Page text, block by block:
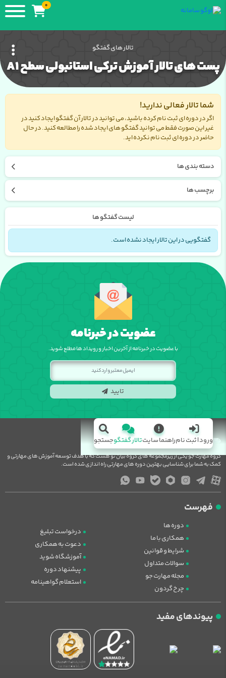
0
تالار های گفتگو
پست های تالار آموزش ترکی استانبولی سطح A1
شما تالار فعالی ندارید!
اگر در دوره ای ثبت نام کرده باشید، می توانید در تالار آن گفتگو ایجاد کنید در
غیر این صورت فقط می توانید گفتگو های ایجاد شده را مطالعه کنید. در حال
حاضر در دوره ای ثبت نام نکرده اید.
دسته بندی ها
برچسب ها
لیست گفتگو ها
گفتگویی در این تالار ایجاد نشده است.
عضویت در خبرنامه
با عضویت در خبرنامه از آخرین اخبار و رویداد ها مطلع شوید.
تایید
ورود | ثبت نامراهنما سایتتالار گفتگوجستجو
گروه مهارت جو یکی از زیرمجموعه های گروه بیان نو هست که با هدف توسعه آموزش های مهارتی و
کمک به شما برای شناسایی بهترین دوره های مهارتی راه اندازی شده است.
فهرست
دوره ها
همکاری با ما
شرایط و قوانین
سوالات متداول
مجله مهارت جو
چرخ گردون
درخواست تبلیغ
دعوت به همکاری
آموزشگاه شوید
پیشنهاد دوره
استعلام گواهینامه
پیوندهای مفید